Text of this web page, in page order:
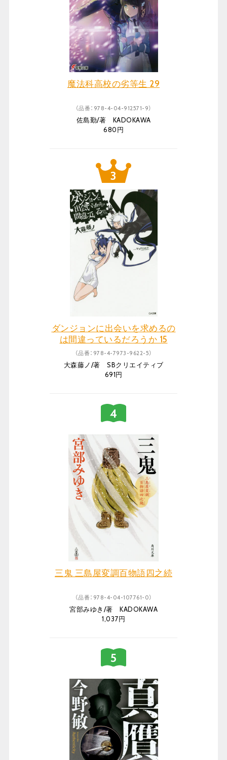
魔法科高校の劣等生 29
（品番：978-4-04-912571-9）
佐島勤/著 KADOKAWA
680円
ダンジョンに出会いを求めるの
は間違っているだろうか 15
（品番：978-4-7973-9622-5）
大森藤ノ/著 SBクリエイティブ
691円
三鬼 三島屋変調百物語四之続
（品番：978-4-04-107761-0）
宮部みゆき/著 KADOKAWA
1,037円